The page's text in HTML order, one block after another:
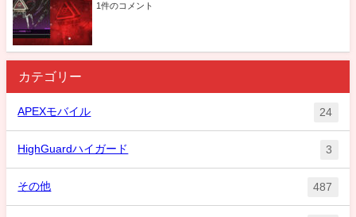
1件のコメント
カテゴリー
APEXモバイル 24
HighGuardハイガード 3
その他 487